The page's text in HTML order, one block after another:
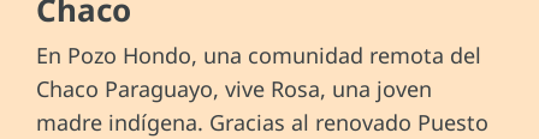
Chaco
En Pozo Hondo, una comunidad remota del
Chaco Paraguayo, vive Rosa, una joven
madre indígena. Gracias al renovado Puesto